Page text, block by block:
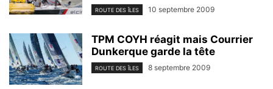
ROUTE DES ÎLES 10 septembre 2009
TPM COYH réagit mais Courrier
Dunkerque garde la tête
ROUTE DES ÎLES 8 septembre 2009